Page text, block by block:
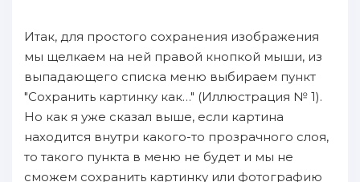
Итак, для простого сохранения изображения
мы щелкаем на ней правой кнопкой мыши, из
выпадающего списка меню выбираем пункт
"Сохранить картинку как…" (Иллюстрация № 1).
Но как я уже сказал выше, если картина
находится внутри какого-то прозрачного слоя,
то такого пункта в меню не будет и мы не
сможем сохранить картинку или фотографию